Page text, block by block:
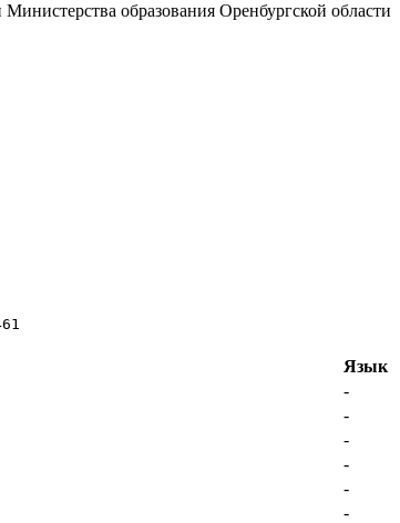
образования Оренбургской области
Язык
-
-
-
-
-
-